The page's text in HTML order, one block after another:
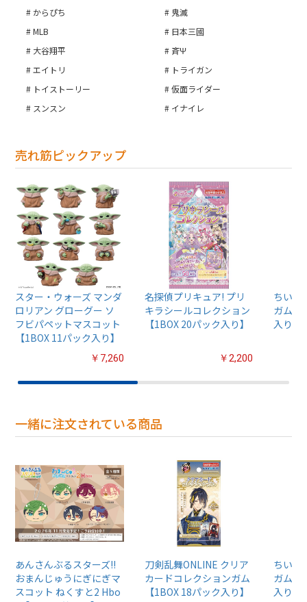
からぴち
鬼滅
MLB
日本三國
大谷翔平
斉Ψ
エイトリ
トライガン
トイストーリー
仮面ライダー
スンスン
イナイレ
売れ筋ピックアップ
スター・ウォーズ マンダ
ロリアン グローグー ソ
フビパペットマスコット
【1BOX 11パック入り】
￥7,260
名探偵プリキュア! プリ
キラシールコレクション
【1BOX 20パック入り】
￥2,200
ちいか
ガム4
入り】
一緒に注文されている商品
あんさんぶるスターズ!!
おまんじゅうにぎにぎマ
スコット ねくすと2 Hbo
刀剣乱舞ONLINE クリア
カードコレクションガム
【1BOX 18パック入り】
ちいか
ガム4
入り】